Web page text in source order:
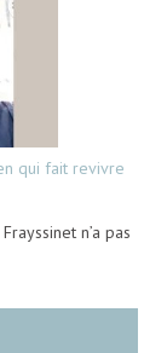
qui fait revivre
n’a pas